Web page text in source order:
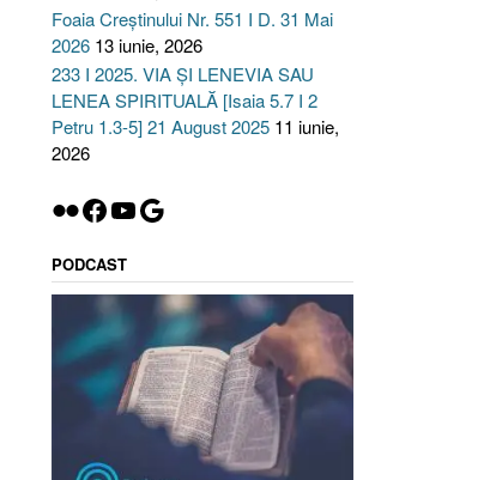
Foaia Creștinului Nr. 551 I D. 31 Mai
2026 13 iunie, 2026
233 I 2025. VIA ȘI LENEVIA SAU
LENEA SPIRITUALĂ [Isaia 5.7 I 2
Petru 1.3-5] 21 August 2025 11 iunie,
2026
Flickr
Facebook
YouTube
Google
PODCAST